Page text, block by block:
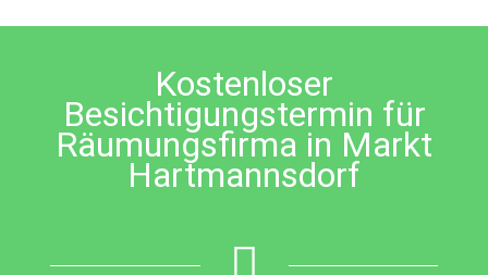
left
Kostenloser
Besichtigungstermin für
Räumungsfirma in Markt
Hartmannsdorf